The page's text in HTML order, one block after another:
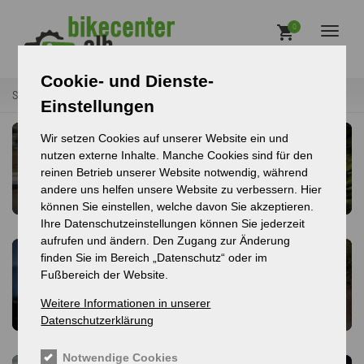
Cookie- und Dienste-
Einstellungen
Wir setzen Cookies auf unserer Website ein und
nutzen externe Inhalte. Manche Cookies sind für den
reinen Betrieb unserer Website notwendig, während
andere uns helfen unsere Website zu verbessern. Hier
können Sie einstellen, welche davon Sie akzeptieren.
Ihre Datenschutzeinstellungen können Sie jederzeit
aufrufen und ändern. Den Zugang zur Änderung
finden Sie im Bereich „Datenschutz“ oder im
Fußbereich der Website.
Weitere Informationen in unserer
Datenschutzerklärung
Notwendige Cookies
0
Pfadnavigation
Startseite
E-Bikes Mountainbikes